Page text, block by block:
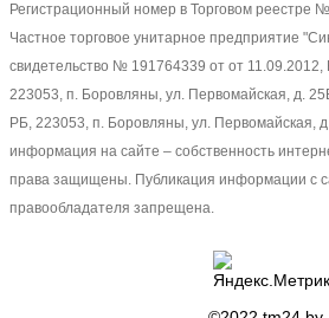
Регистрационный номер в Торговом реестре
Частное торговое унитарное предприятие
свидетельство № 191764339 от от
223053, п. Боровляны, ул. Первомайская, д.
РБ, 223053, п. Боровляны, ул. Первомайская,
информация на сайте – собственность
права защищены. Публикация информации с
правообладателя запрещена.